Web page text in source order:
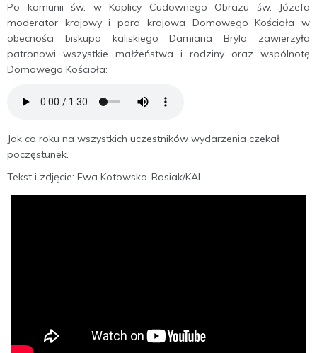
Po komunii św. w Kaplicy Cudownego Obrazu św. Józefa
moderator krajowy i para krajowa Domowego Kościoła w
obecności biskupa kaliskiego Damiana Bryla zawierzyła
patronowi wszystkie małżeństwa i rodziny oraz wspólnotę
Domowego Kościoła:
Jak co roku na wszystkich uczestników wydarzenia czekał
poczęstunek.
Tekst i zdjęcie: Ewa Kotowska-Rasiak/KAI